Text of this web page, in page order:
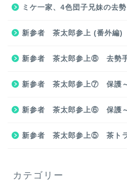
ミケ一家、4色団子兄妹の去
新参者 茶太郎参上 (番外編)
新参者 茶太郎参上⑧ 去勢手
新参者 茶太郎参上⑦ 保護～
新参者 茶太郎参上⑥ 保護～
新参者 茶太郎参上⑤ 茶トラ
カテゴリー